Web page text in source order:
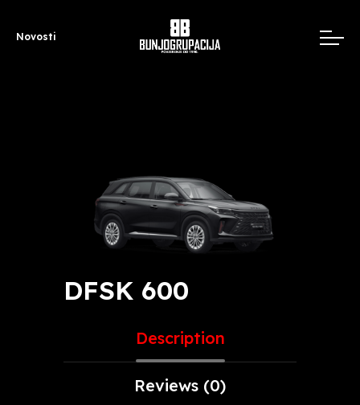
Novosti
DFSK 600
Description
Reviews (0)